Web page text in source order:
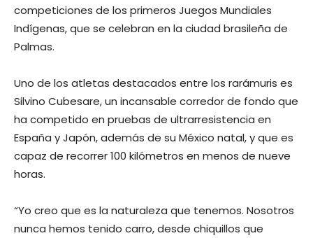
competiciones de los primeros Juegos Mundiales
Indígenas, que se celebran en la ciudad brasileña de
Palmas.
Uno de los atletas destacados entre los rarámuris es
Silvino Cubesare, un incansable corredor de fondo que
ha competido en pruebas de ultrarresistencia en
España y Japón, además de su México natal, y que es
capaz de recorrer 100 kilómetros en menos de nueve
horas.
“Yo creo que es la naturaleza que tenemos. Nosotros
nunca hemos tenido carro, desde chiquillos que